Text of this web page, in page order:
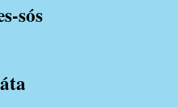
sós